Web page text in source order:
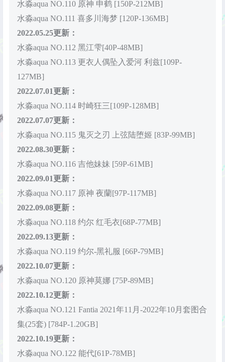
水淼aqua NO.110 原神 申鹤 [150P-212MB]
水淼aqua NO.111 喜多川海梦 [120P-136MB]
2022.05.25更新：
水淼aqua NO.112 黑江雫[40P-48MB]
水淼aqua NO.113 更衣人偶坠入爱河 利兹[109P-
127MB]
2022.07.01更新：
水淼aqua NO.114 时崎狂三[109P-128MB]
2022.07.07更新：
水淼aqua NO.115 鬼灭之刃 上弦陆堕姬 [83P-99MB]
2022.08.30更新：
水淼aqua NO.116 吉他妹妹 [59P-61MB]
2022.09.01更新：
水淼aqua NO.117 原神 夜蘭[97P-117MB]
2022.09.08更新：
水淼aqua NO.118 约尔 红毛衣[68P-77MB]
2022.09.13更新：
水淼aqua NO.119 约尔-黑礼服 [66P-79MB]
2022.10.07更新：
水淼aqua NO.120 原神莫娜 [75P-89MB]
2022.10.12更新：
水淼aqua NO.121 Fantia 2021年11月-2022年10月套图合
集(25套) [784P-1.20GB]
2022.10.19更新：
水淼aqua NO.122 能代[61P-78MB]